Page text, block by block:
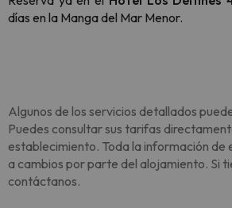
días en la Manga del Mar Menor.
Algunos de los servicios detallados
Puedes consultar sus tarifas
establecimiento. Toda la información de
a cambios por parte del alojamiento. Si
contáctanos.